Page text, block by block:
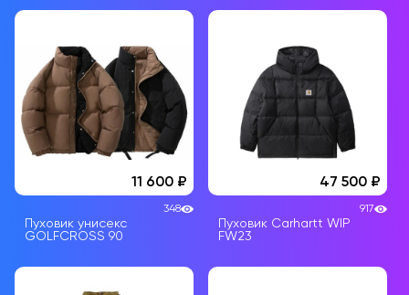
11 600
Пуховик унисекс
GOLFCROSS 90
348
47 500
Пуховик Carhartt WIP
FW23
917